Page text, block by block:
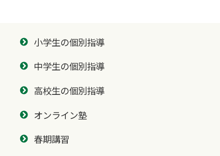
小学生の個別指導
中学生の個別指導
高校生の個別指導
オンライン塾
春期講習